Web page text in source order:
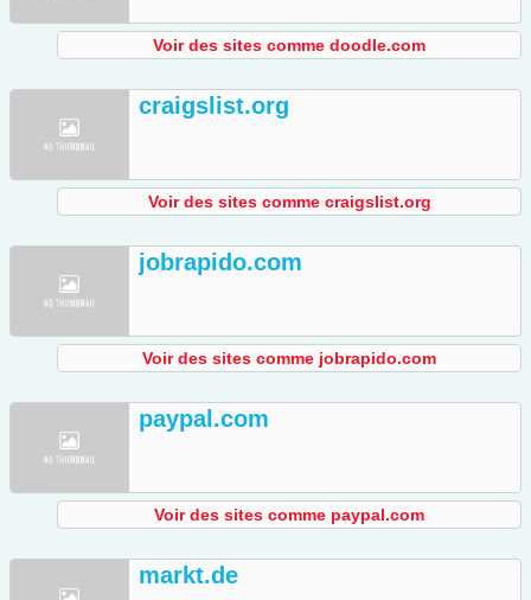
Voir des sites comme doodle.com
craigslist.org
Voir des sites comme craigslist.org
jobrapido.com
Voir des sites comme jobrapido.com
paypal.com
Voir des sites comme paypal.com
markt.de